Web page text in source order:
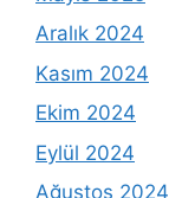
Aralık 2024
Kasım 2024
Ekim 2024
Eylül 2024
Ağustos 2024